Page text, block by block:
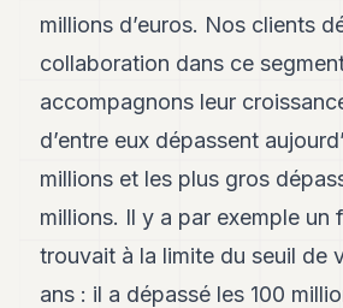
FR
millions d’euros. Nos clients
collaboration dans ce
accompagnons leur
d’entre eux dépassent
millions et les plus gros
millions. Il y a par exemple un
trouvait à la limite du seuil de
ans : il a dépassé les 100